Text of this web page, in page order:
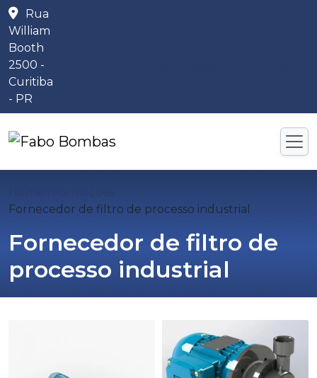
Rua
William
Booth
2500 -
Curitiba
- PR
Fornecedor de filtro de processo industrial
Fornecedor de filtro de
processo industrial